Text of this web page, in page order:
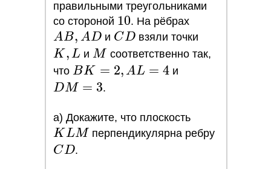
правильными треугольниками
со стороной 10
10. На рёбрах
AD
AB, AD и CD
CD взяли точки
L
K ,L иM
M соответственно так,
что BK
=
AL
=
4
BK = 2, AL = 4 и
DM = 3.
a) Докажите, что плоскость
KLM перпендикулярна ребруCD
CD.